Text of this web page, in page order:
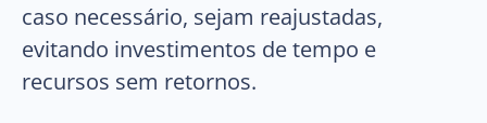
caso necessário, sejam reajustadas,
evitando investimentos de tempo e
recursos sem retornos.